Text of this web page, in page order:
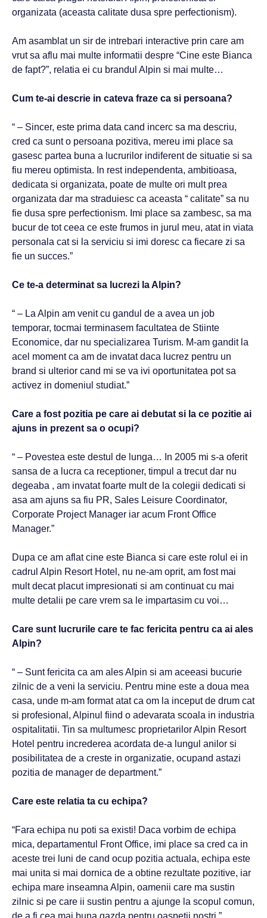
organizata (aceasta calitate dusa spre perfectionism).
Am asamblat un sir de intrebari interactive prin care am
vrut sa aflu mai multe informatii despre “Cine este Bianca
de fapt?”, relatia ei cu brandul Alpin si mai multe…
Cum te-ai descrie in cateva fraze ca si persoana?
“ – Sincer, este prima data cand incerc sa ma descriu,
cred ca sunt o persoana pozitiva, mereu imi place sa
gasesc partea buna a lucrurilor indiferent de situatie si sa
fiu mereu optimista. In rest independenta, ambitioasa,
dedicata si organizata, poate de multe ori mult prea
organizata dar ma straduiesc ca aceasta “ calitate” sa nu
fie dusa spre perfectionism. Imi place sa zambesc, sa ma
bucur de tot ceea ce este frumos in jurul meu, atat in viata
personala cat si la serviciu si imi doresc ca fiecare zi sa
fie un succes.”
Ce te-a determinat sa lucrezi la Alpin?
“ – La Alpin am venit cu gandul de a avea un job
temporar, tocmai terminasem facultatea de Stiinte
Economice, dar nu specializarea Turism. M-am gandit la
acel moment ca am de invatat daca lucrez pentru un
brand si ulterior cand mi se va ivi oportunitatea pot sa
activez in domeniul studiat.”
Care a fost pozitia pe care ai debutat si la ce pozitie ai
ajuns in prezent sa o ocupi?
“ – Povestea este destul de lunga… In 2005 mi s-a oferit
sansa de a lucra ca receptioner, timpul a trecut dar nu
degeaba , am invatat foarte mult de la colegii dedicati si
asa am ajuns sa fiu PR, Sales Leisure Coordinator,
Corporate Project Manager iar acum Front Office
Manager.”
Dupa ce am aflat cine este Bianca si care este rolul ei in
cadrul Alpin Resort Hotel, nu ne-am oprit, am fost mai
mult decat placut impresionati si am continuat cu mai
multe detalii pe care vrem sa le impartasim cu voi…
Care sunt lucrurile care te fac fericita pentru ca ai ales
Alpin?
“ – Sunt fericita ca am ales Alpin si am aceeasi bucurie
zilnic de a veni la serviciu. Pentru mine este a doua mea
casa, unde m-am format atat ca om la inceput de drum cat
si profesional, Alpinul fiind o adevarata scoala in industria
ospitalitatii. Tin sa multumesc proprietarilor Alpin Resort
Hotel pentru increderea acordata de-a lungul anilor si
posibilitatea de a creste in organizatie, ocupand astazi
pozitia de manager de department.”
Care este relatia ta cu echipa?
“Fara echipa nu poti sa existi! Daca vorbim de echipa
mica, departamentul Front Office, imi place sa cred ca in
aceste trei luni de cand ocup pozitia actuala, echipa este
mai unita si mai dornica de a obtine rezultate pozitive, iar
echipa mare inseamna Alpin, oamenii care ma sustin
zilnic si pe care ii sustin pentru a ajunge la scopul comun,